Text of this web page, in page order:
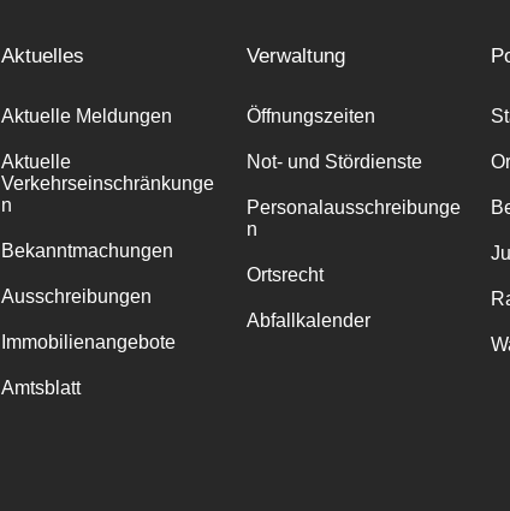
Aktuelles
Aktuelle Meldungen
Aktuelle
Verkehrseinschränkunge
n
Bekanntmachungen
Ausschreibungen
Immobilienangebote
Amtsblatt
Verwaltung
Öffnungszeiten
Not- und Stördienste
Personalausschreibunge
n
Ortsrecht
Abfallkalender